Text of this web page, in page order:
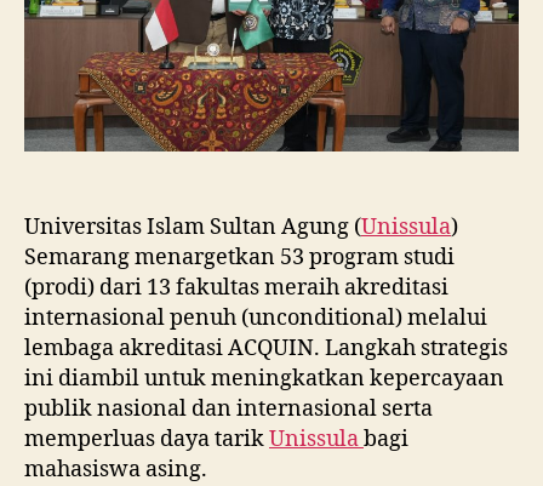
ACQUIN
Lewat
Jalur
Track
Universitas Islam Sultan Agung (Unissula)
Semarang menargetkan 53 program studi
(prodi) dari 13 fakultas meraih akreditasi
internasional penuh (unconditional) melalui
lembaga akreditasi ACQUIN. Langkah strategis
ini diambil untuk meningkatkan kepercayaan
publik nasional dan internasional serta
memperluas daya tarikUnissulabagi
mahasiswa asing.